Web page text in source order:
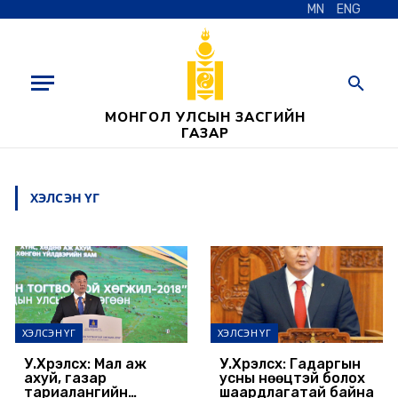
MN ENG
МОНГОЛ УЛСЫН ЗАСГИЙН
ГАЗАР
ХЭЛСЭН ҮГ
ХЭЛСЭН ҮГ
У.Хүрэлсүх: Мал аж
ахуй, газар
тариалангийн
ХЭЛСЭН ҮГ
У.Хүрэлсүх: Гадаргын
усны нөөцтэй болох
шаардлагатай байна